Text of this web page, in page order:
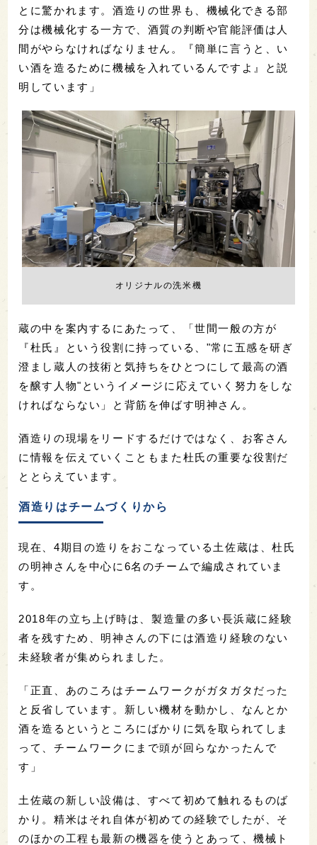
とに驚かれます。酒造りの世界も、機械化できる部
分は機械化する一方で、酒質の判断や官能評価は人
間がやらなければなりません。『簡単に言うと、い
い酒を造るために機械を入れているんですよ』と説
明しています」
オリジナルの洗米機
蔵の中を案内するにあたって、「世間一般の方が
『杜氏』という役割に持っている、"常に五感を研ぎ
澄まし蔵人の技術と気持ちをひとつにして最高の酒
を醸す人物"というイメージに応えていく努力をしな
ければならない」と背筋を伸ばす明神さん。
酒造りの現場をリードするだけではなく、お客さん
に情報を伝えていくこともまた杜氏の重要な役割だ
ととらえています。
酒造りはチームづくりから
現在、4期目の造りをおこなっている土佐蔵は、杜氏
の明神さんを中心に6名のチームで編成されていま
す。
2018年の立ち上げ時は、製造量の多い長浜蔵に経験
者を残すため、明神さんの下には酒造り経験のない
未経験者が集められました。
「正直、あのころはチームワークがガタガタだった
と反省しています。新しい機材を動かし、なんとか
酒を造るというところにばかりに気を取られてしま
って、チームワークにまで頭が回らなかったんで
す」
土佐蔵の新しい設備は、すべて初めて触れるものば
かり。精米はそれ自体が初めての経験でしたが、そ
のほかの工程も最新の機器を使うとあって、機械ト